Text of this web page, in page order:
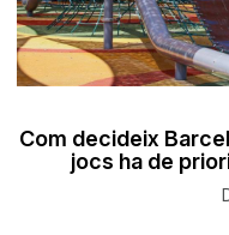
Com decideix
jocs ha de